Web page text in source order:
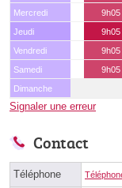
Mercredi
Jeudi
Vendredi
Samedi
Dimanche
Signaler une erreur
Contact
Téléphone